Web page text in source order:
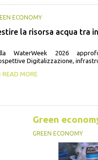
ECONOMY
la risorsa acqua tra
WaterWeek 2026
Digitalizzazione,
READ MORE
Green
GREEN ECONOMY